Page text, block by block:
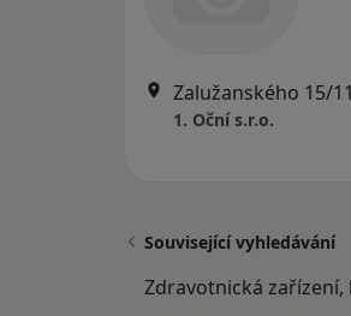
Zalužanského 15/
1. Oční s.r.o.
Související vyhledávání
Zdravotnická